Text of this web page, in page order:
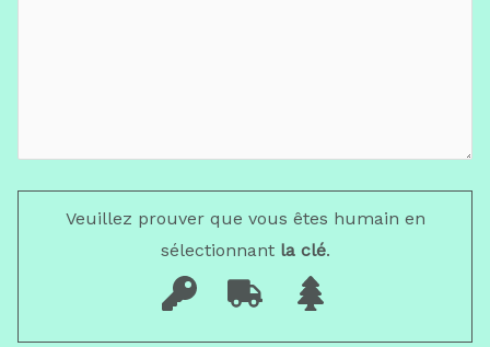
Veuillez prouver que vous êtes humain en
sélectionnantla clé.